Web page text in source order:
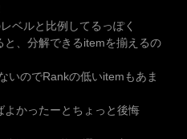
ベルと比例してるっぽく
と、分解できるitemを揃えるの
いのでRankの低いitemもあま
よかったーとちょっと後悔